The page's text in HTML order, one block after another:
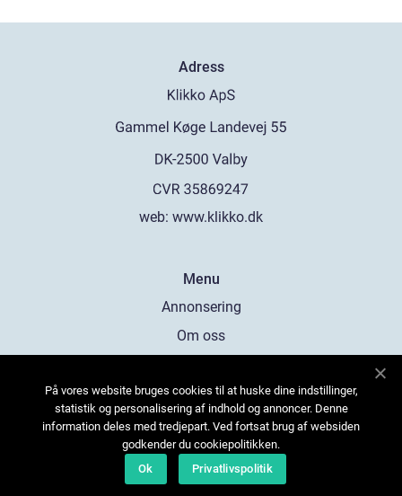
Adress
web: www.klikko.dk
Menu
Annonsering
Om oss
Kontakta oss
Sitemap
På vores website bruges cookies til at huske dine indstillinger,
statistik og personalisering af indhold og annoncer. Denne
information deles med tredjepart. Ved fortsat brug af websiden
godkender du cookiepolitikken.
Ok
Privatlivspolitik